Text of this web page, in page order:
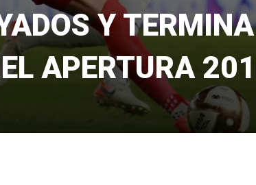
Y TERMINA
APERTURA